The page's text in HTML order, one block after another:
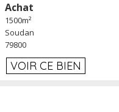
Achat
1500m²
Soudan
79800
VOIR CE BIEN